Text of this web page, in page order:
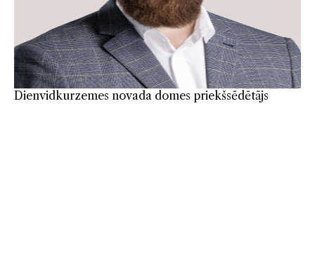
Dienvidkurzemes novada domes priekšsēdētājs